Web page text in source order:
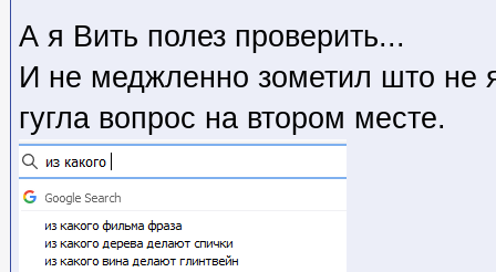
А я Вить полез проверить...
И не меджленно зометил што не
гугла вопрос на втором месте.